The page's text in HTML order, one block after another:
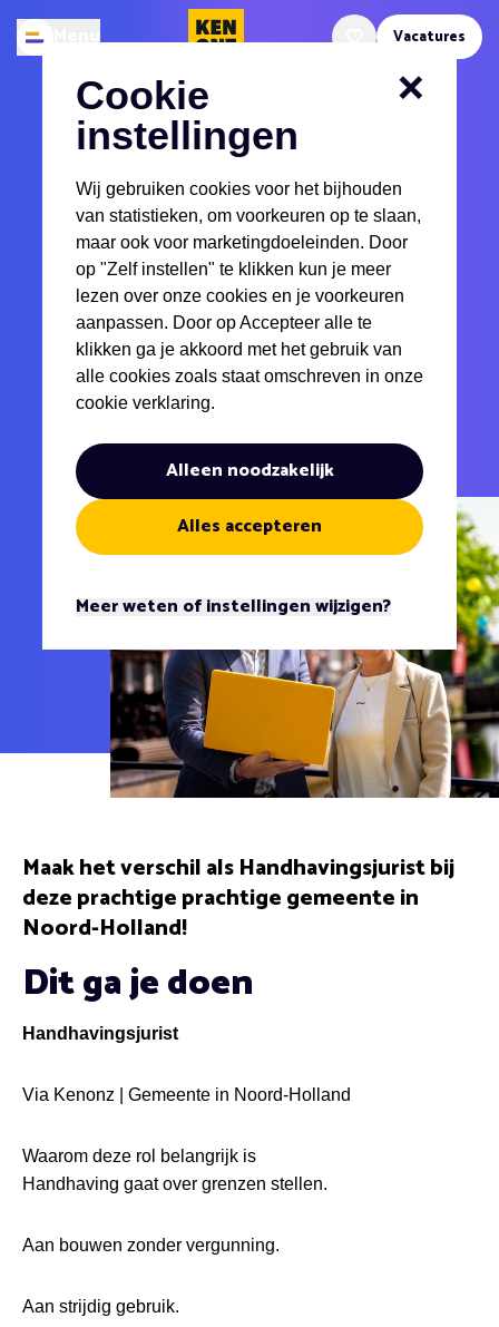
Cookie
instellingen
Wij gebruiken cookies voor het bijhouden
van statistieken, om voorkeuren op te slaan,
maar ook voor marketingdoeleinden. Door
op "Zelf instellen" te klikken kun je meer
lezen over onze cookies en je voorkeuren
aanpassen. Door op Accepteer alle te
klikken ga je akkoord met het gebruik van
alle cookies zoals staat omschreven in onze
cookie verklaring.
Alles accepteren
Alleen noodzakelijk
Meer weten of instellingen wijzigen?
Openen
Kenonz.nl
Favoriete vacatures
Vacatures
Handhaving jurist
Detachering Juridisch
0-3 jaar Hbo, Wo
Noord-Holland 32 uur - 40 uur
€3206 - €5033
Solliciteer nu online
Maak het verschil als Handhavingsjurist bij
deze prachtige prachtige gemeente in
Noord-Holland!
Dit ga je doen
Handhavingsjurist
Via Kenonz | Gemeente in Noord-Holland
Waarom deze rol belangrijk is
Handhaving gaat over grenzen stellen.
Aan bouwen zonder vergunning.
Aan strijdig gebruik.